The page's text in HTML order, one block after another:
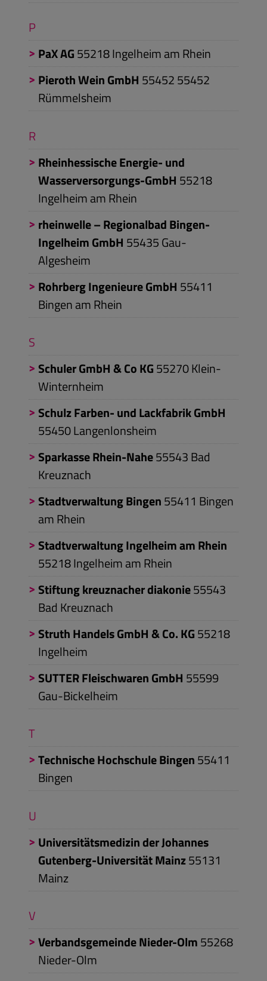
P
PaX AG55218Ingelheim am Rhein
Pieroth Wein GmbH 5545255452
Rümmelsheim
R
Rheinhessische Energie- und
Wasserversorgungs-GmbH 55218
Ingelheim am Rhein
rheinwelle – Regionalbad Bingen-
Ingelheim GmbH 55435Gau-
Algesheim
Rohrberg Ingenieure GmbH 55411
Bingen am Rhein
S
Schuler GmbH & Co KG55270Klein-
Winternheim
Schulz Farben- und Lackfabrik GmbH
55450Langenlonsheim
Sparkasse Rhein-Nahe55543Bad
Kreuznach
Stadtverwaltung Bingen55411 Bingen
am Rhein
Stadtverwaltung Ingelheim am Rhein
55218Ingelheim am Rhein
Stiftung kreuznacher diakonie55543
Bad Kreuznach
Struth Handels GmbH & Co. KG55218
Ingelheim
SUTTER Fleischwaren GmbH 55599
Gau-Bickelheim
T
Technische Hochschule Bingen55411
Bingen
U
Universitätsmedizin der Johannes
Gutenberg-Universität Mainz55131
Mainz
V
Verbandsgemeinde Nieder-Olm55268
Nieder-Olm